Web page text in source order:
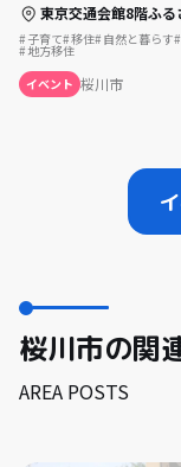
東京交通会館8階ふるさと回帰支援センター・東京 内いばらき暮らしサポートセンター相談ブース （オ
子育て 移住 自然と暮らす
地方移住
イベント 桜川市
桜川市の関
AREA POSTS